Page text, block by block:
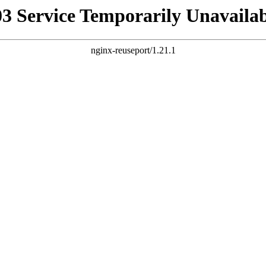
Service Temporarily
nginx-reuseport/1.21.1